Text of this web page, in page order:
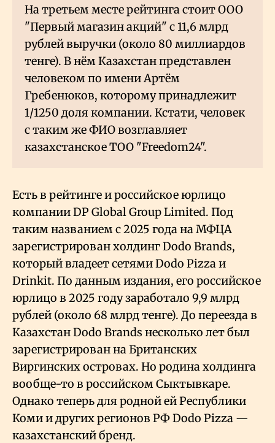
На третьем месте рейтинга стоит ООО
"Первый магазин акций" с 11,6 млрд
рублей выручки (около 80 миллиардов
тенге). В нём Казахстан представлен
человеком по имени Артём
Гребенюков, которому принадлежит
1/1250 доля компании. Кстати, человек
с таким же ФИО возглавляет
казахстанское ТОО "Freedom24".
Есть в рейтинге и российское юрлицо
компании DP Global Group Limited. Под
таким названием с 2025 года на МФЦА
зарегистрирован холдинг Dodo Brands,
который владеет сетями Dodo Pizza и
Drinkit. По данным издания, его российское
юрлицо в 2025 году заработало 9,9 млрд
рублей (около 68 млрд тенге). До переезда в
Казахстан Dodo Brands несколько лет был
зарегистрирован на Британских
Виргинских островах. Но родина холдинга
вообще-то в российском Сыктывкаре.
Однако теперь для родной ей Республики
Коми и других регионов РФ Dodo Pizza —
казахстанский бренд.